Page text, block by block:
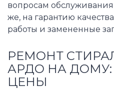
вопросам
же, на гарантию
работы и замененные
РЕМОНТ
АРДО НА ДОМУ:
ЦЕНЫ